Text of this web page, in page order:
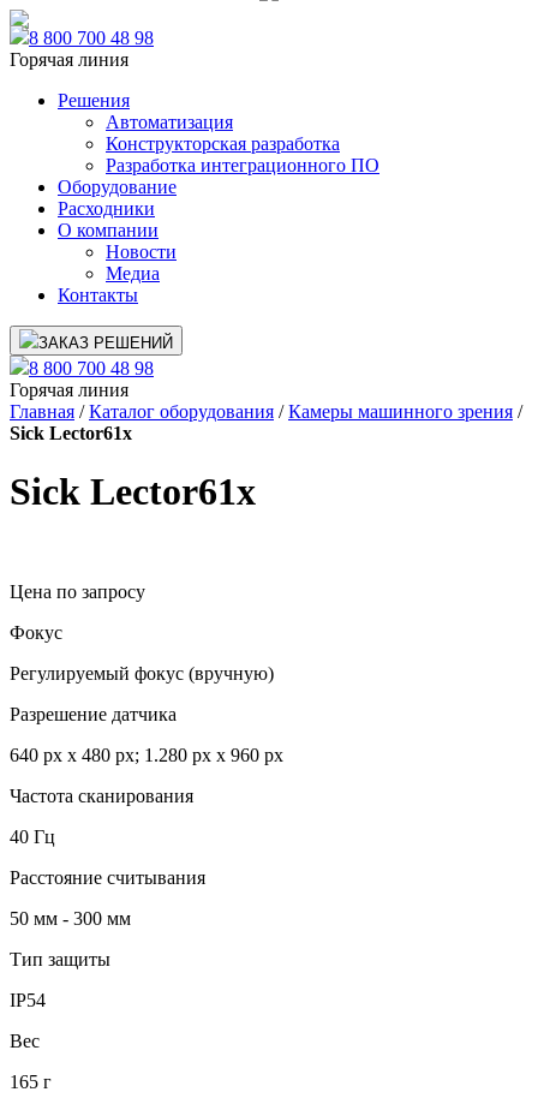
8 800 700 48 98
Горячая линия
Решения
Автоматизация
Конструкторская разработка
Разработка интеграционного ПО
Оборудование
Расходники
О компании
Новости
Медиа
Контакты
ЗАКАЗ РЕШЕНИЙ
8 800 700 48 98
Горячая линия
Главная /Каталог оборудования /Камеры машинного зрения /
Sick Lector61x
Sick Lector61x
Цена по запросу
Фокус
Регулируемый фокус (вручную)
Разрешение датчика
640 px x 480 px; 1.280 px x 960 px
Частота сканирования
40 Гц
Расстояние считывания
50 мм - 300 мм
Тип защиты
IP54
Вес
165 г